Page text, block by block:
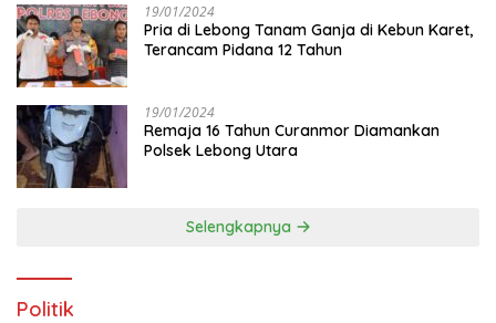
19/01/2024
Pria di Lebong Tanam Ganja di Kebun Karet,
Terancam Pidana 12 Tahun
19/01/2024
Remaja 16 Tahun Curanmor Diamankan
Polsek Lebong Utara
Selengkapnya
Politik